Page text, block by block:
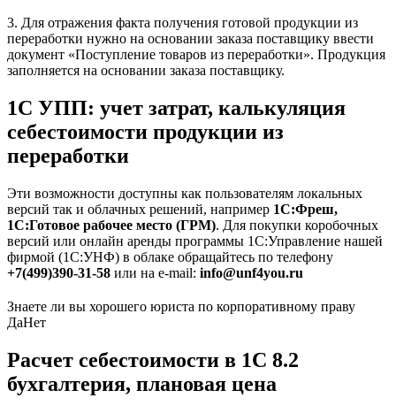
3. Для отражения факта получения готовой продукции из
переработки нужно на основании заказа поставщику ввести
документ «Поступление товаров из переработки». Продукция
заполняется на основании заказа поставщику.
1С УПП: учет затрат, калькуляция
себестоимости продукции из
переработки
Эти возможности доступны как пользователям локальных
версий так и облачных решений, например 1С:Фреш,
1С:Готовое рабочее место (ГРМ). Для покупки коробочных
версий или онлайн аренды программы 1С:Управление нашей
фирмой (1С:УНФ) в облаке обращайтесь по телефону
+7(499)390-31-58 или на e-mail: info@unf4you.ru
Знаете ли вы хорошего юриста по корпоративному праву
ДаНет
Расчет себестоимости в 1С 8.2
бухгалтерия, плановая цена